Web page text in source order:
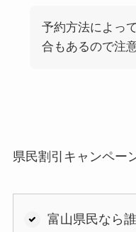
予約方法によっ
合もあるので注
県民割引キャンペー
富山県民なら